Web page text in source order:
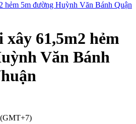
61,5m2 hẻm
Văn Bánh